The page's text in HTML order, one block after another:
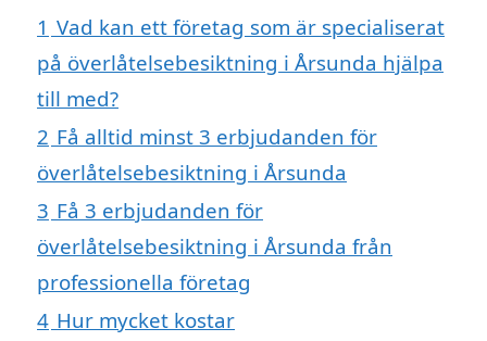
1 Vad kan ett företag som är specialiserat
på överlåtelsebesiktning i Årsunda hjälpa
till med?
2 Få alltid minst 3 erbjudanden för
överlåtelsebesiktning i Årsunda
3 Få 3 erbjudanden för
överlåtelsebesiktning i Årsunda från
professionella företag
4 Hur mycket kostar